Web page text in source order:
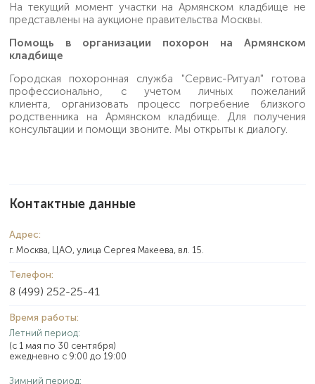
На текущий момент участки на Армянском кладбище не
представлены на аукционе правительства Москвы.
Помощь в организации похорон на Армянском
кладбище
Городская похоронная служба "Сервис-Ритуал" готова
профессионально, с учетом личных пожеланий
клиента, организовать процесс погребение близкого
родственника на Армянском кладбище. Для получения
консультации и помощи звоните. Мы открыты к диалогу.
Контактные данные
Адрес:
г. Москва, ЦАО, улица Сергея Макеева, вл. 15.
Телефон:
8 (499) 252-25-41
Время работы:
Летний период:
(с 1 мая по 30 сентября)
ежедневно с 9:00 до 19:00
Зимний период: